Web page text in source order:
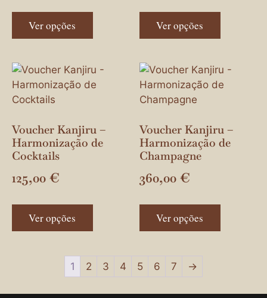
Ver opções Ver opções
Voucher Kanjiru –
Harmonização de
Cocktails
125,00 €
Ver opções
Voucher Kanjiru –
Harmonização de
Champagne
360,00 €
Ver opções
1 2 3 4 5 6 7 →